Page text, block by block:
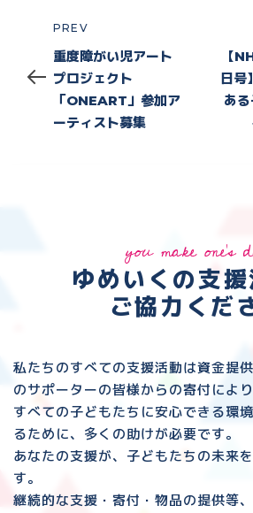
Prev
PREV
重度障がい児アート
プロジェクト
「ONEART」参加ア
ーティスト募集
【
日号
あ
you make one's
ゆめいくの支援
ご協力くだ
私たちのすべての支援活動は資金提
のサポーターの皆様からの寄付によ
すべての子どもたちに安心できる環
るために、多くの助けが必要です。
あなたの支援が、子どもたちの未来
す。
継続的な支援・寄付・物品の提供等